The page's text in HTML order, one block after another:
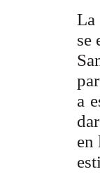
La
se
a
en